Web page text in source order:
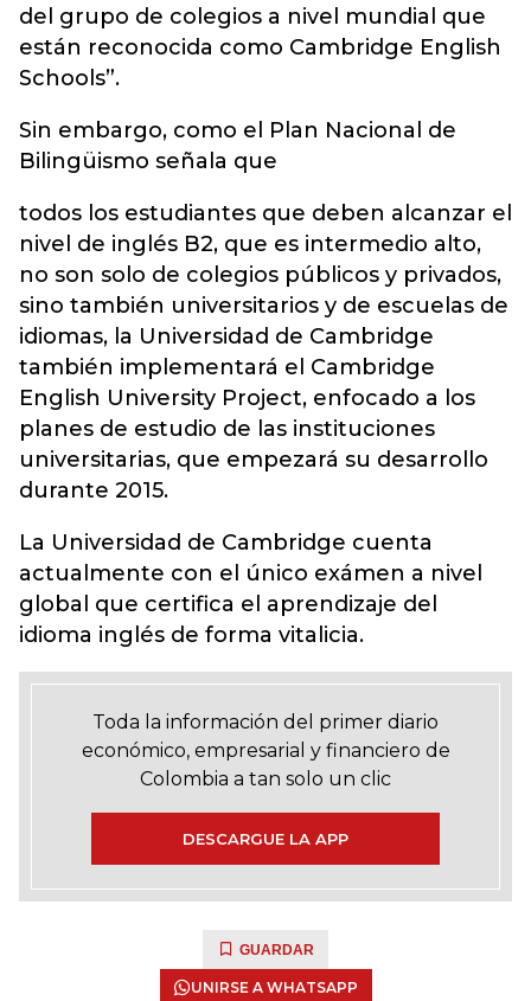
del grupo de colegios a nivel mundial que
están reconocida como Cambridge English
Schools”.
Sin embargo, como el Plan Nacional de
Bilingüismo señala que
todos los estudiantes que deben alcanzar el
nivel de inglés B2, que es intermedio alto,
no son solo de colegios públicos y privados,
sino también universitarios y de escuelas de
idiomas, la Universidad de Cambridge
también implementará el Cambridge
English University Project, enfocado a los
planes de estudio de las instituciones
universitarias, que empezará su desarrollo
durante 2015.
La Universidad de Cambridge cuenta
actualmente con el único exámen a nivel
global que certifica el aprendizaje del
idioma inglés de forma vitalicia.
Toda la información del primer diario
económico, empresarial y financiero de
Colombia a tan solo un clic
DESCARGUE LA APP
GUARDAR
UNIRSE A WHATSAPP